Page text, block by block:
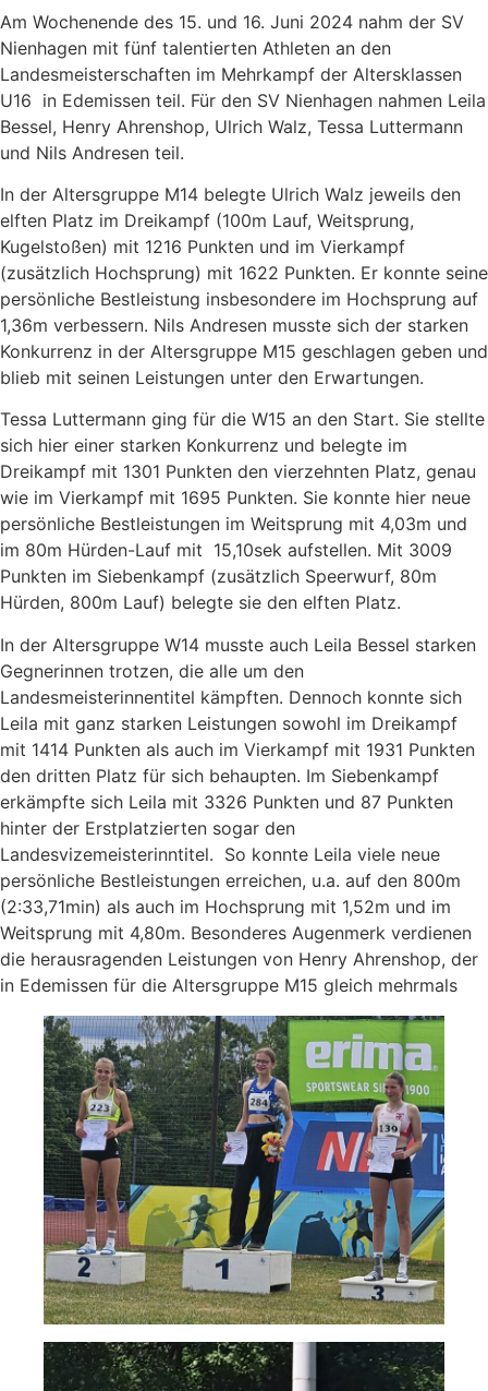
Am Wochenende des 15. und 16. Juni 2024 nahm der SV
Nienhagen mit fünf talentierten Athleten an den
Landesmeisterschaften im Mehrkampf der Altersklassen
U16 in Edemissen teil. Für den SV Nienhagen nahmen Leila
Bessel, Henry Ahrenshop, Ulrich Walz, Tessa Luttermann
und Nils Andresen teil.
In der Altersgruppe M14 belegte Ulrich Walz jeweils den
elften Platz im Dreikampf (100m Lauf, Weitsprung,
Kugelstoßen) mit 1216 Punkten und im Vierkampf
(zusätzlich Hochsprung) mit 1622 Punkten. Er konnte seine
persönliche Bestleistung insbesondere im Hochsprung auf
1,36m verbessern. Nils Andresen musste sich der starken
Konkurrenz in der Altersgruppe M15 geschlagen geben und
blieb mit seinen Leistungen unter den Erwartungen.
Tessa Luttermann ging für die W15 an den Start. Sie stellte
sich hier einer starken Konkurrenz und belegte im
Dreikampf mit 1301 Punkten den vierzehnten Platz, genau
wie im Vierkampf mit 1695 Punkten. Sie konnte hier neue
persönliche Bestleistungen im Weitsprung mit 4,03m und
im 80m Hürden-Lauf mit 15,10sek aufstellen. Mit 3009
Punkten im Siebenkampf (zusätzlich Speerwurf, 80m
Hürden, 800m Lauf) belegte sie den elften Platz.
In der Altersgruppe W14 musste auch Leila Bessel starken
Gegnerinnen trotzen, die alle um den
Landesmeisterinnentitel kämpften. Dennoch konnte sich
Leila mit ganz starken Leistungen sowohl im Dreikampf
mit 1414 Punkten als auch im Vierkampf mit 1931 Punkten
den dritten Platz für sich behaupten. Im Siebenkampf
erkämpfte sich Leila mit 3326 Punkten und 87 Punkten
hinter der Erstplatzierten sogar den
Landesvizemeisterinntitel. So konnte Leila viele neue
persönliche Bestleistungen erreichen, u.a. auf den 800m
(2:33,71min) als auch im Hochsprung mit 1,52m und im
Weitsprung mit 4,80m. Besonderes Augenmerk verdienen
die herausragenden Leistungen von Henry Ahrenshop, der
in Edemissen für die Altersgruppe M15 gleich mehrmals